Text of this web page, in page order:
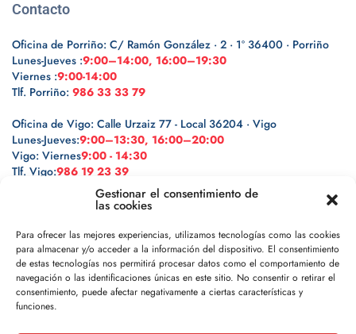
Gestionar el consentimiento de
las cookies
Para ofrecer las mejores experiencias, utilizamos tecnologías como las cookies
para almacenar y/o acceder a la información del dispositivo. El consentimiento
de estas tecnologías nos permitirá procesar datos como el comportamiento de
navegación o las identificaciones únicas en este sitio. No consentir o retirar el
consentimiento, puede afectar negativamente a ciertas características y
funciones.
Contacto
Oficina de Porriño: C/ Ramón González · 2 · 1º 36400 · Porriño
Lunes-Jueves :9:00–14:00, 16:00–19:30
Viernes :9:00-14:00
Tlf. Porriño: 986 33 33 79
Oficina de Vigo: Calle Urzaiz 77 - Local 36204 · Vigo
Lunes-Jueves:9:00–13:30, 16:00–20:00
Vigo: Viernes9:00 - 14:30
Tlf. Vigo:986 19 23 39
Legal
Política de privacidad